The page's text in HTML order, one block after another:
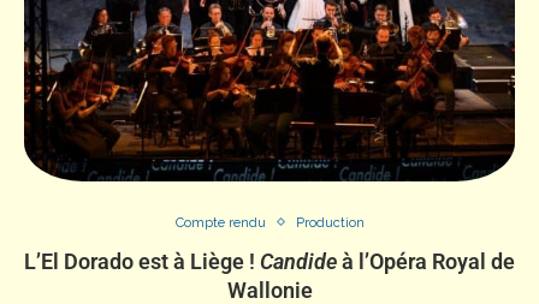
Compte rendu Production
L’El Dorado est à Liège ! Candideà l’Opéra Royal de
Wallonie